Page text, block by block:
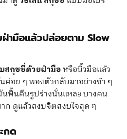
ามือแล้วปล่อยตาม Slow
สกุชชี่ด้วยฝ่ามือหรือนิ้วมือแล้ว
อย ๆ พองตัวกลับมาอย่างช้า ๆ
ฟื้นคืนรูปร่างนั่นแหละ บางคน
ก ดูแล้วสงบจิตสงบใจสุด ๆ
กด